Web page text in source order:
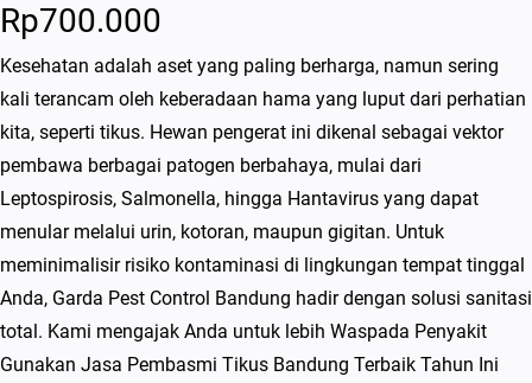
Rp700.000
Kesehatan adalah aset yang paling berharga, namun sering
kali terancam oleh keberadaan hama yang luput dari perhatian
kita, seperti tikus. Hewan pengerat ini dikenal sebagai vektor
pembawa berbagai patogen berbahaya, mulai dari
Leptospirosis, Salmonella, hingga Hantavirus yang dapat
menular melalui urin, kotoran, maupun gigitan. Untuk
meminimalisir risiko kontaminasi di lingkungan tempat tinggal
Anda, Garda Pest Control Bandung hadir dengan solusi sanitasi
total. Kami mengajak Anda untuk lebih Waspada Penyakit
Gunakan Jasa Pembasmi Tikus Bandung Terbaik Tahun Ini